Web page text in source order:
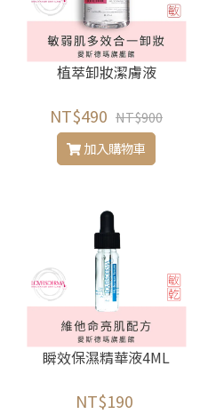
植萃卸妝潔膚液
NT$490 NT$900
加入購物車
瞬效保濕精華液4ML
NT$190